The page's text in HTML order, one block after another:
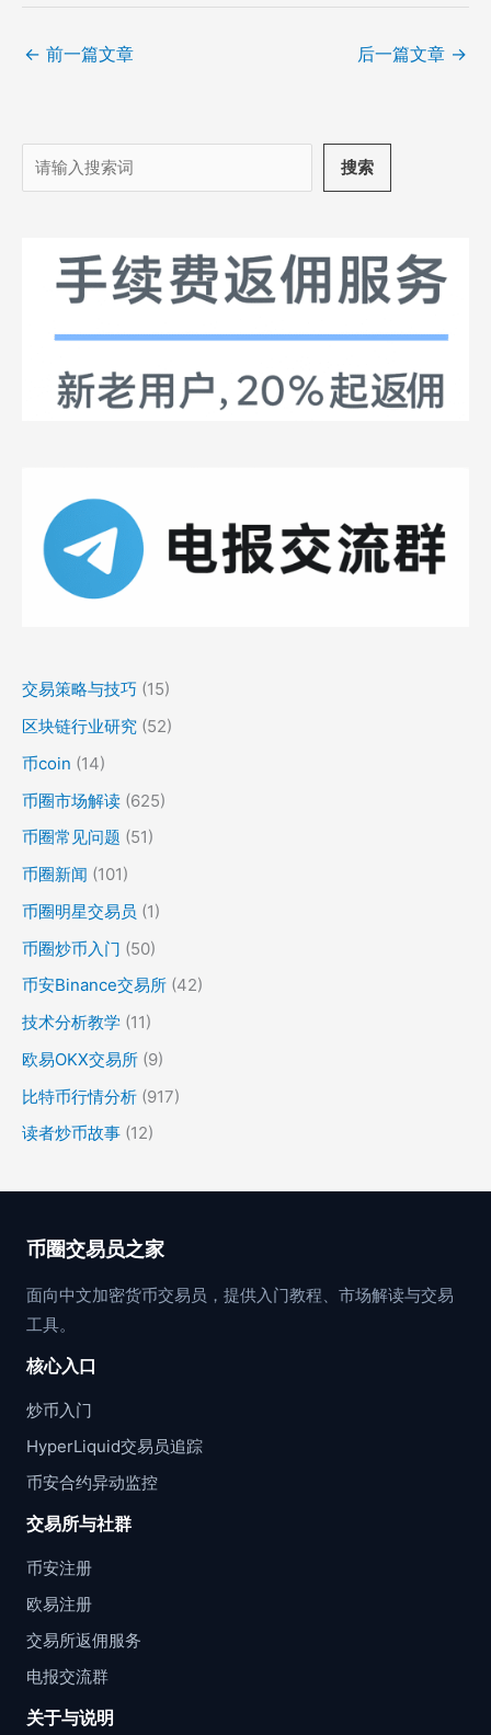
← 前一篇文章 后一篇文章 →
搜
索
搜索
交易策略与技巧 (15)
区块链行业研究 (52)
币coin (14)
币圈市场解读 (625)
币圈常见问题 (51)
币圈新闻 (101)
币圈明星交易员 (1)
币圈炒币入门 (50)
币安Binance交易所 (42)
技术分析教学 (11)
欧易OKX交易所 (9)
比特币行情分析 (917)
读者炒币故事 (12)
币圈交易员之家
面向中文加密货币交易员，提供入门教程、市场解读与交易
工具。
核心入口
炒币入门
HyperLiquid交易员追踪
币安合约异动监控
交易所与社群
币安注册
欧易注册
交易所返佣服务
电报交流群
关于与说明